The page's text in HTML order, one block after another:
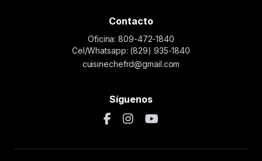
Contacto
Oficina: 809-472-1840
Cel/Whatsapp: (829) 935-1840
cuisinechefrd@gmail.com
Síguenos